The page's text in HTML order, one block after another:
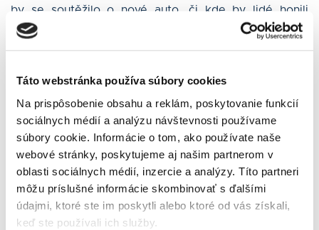
Táto webstránka používa súbory cookies
Na prispôsobenie obsahu a reklám, poskytovanie funkcií
sociálnych médií a analýzu návštevnosti používame
súbory cookie. Informácie o tom, ako používate naše
webové stránky, poskytujeme aj našim partnerom v
oblasti sociálnych médií, inzercie a analýzy. Títo partneri
môžu príslušné informácie skombinovať s ďalšími
údajmi, ktoré ste im poskytli alebo ktoré od vás získali,
keď ste používali ich služby.
by se soutěžilo o nové auto, či kde by lidé honili
kabelky po regionech Slovenska. Děláme vše jinak,
Za každou kabelkou se skrývá poctivá ruční práce a
promyšlené detaily